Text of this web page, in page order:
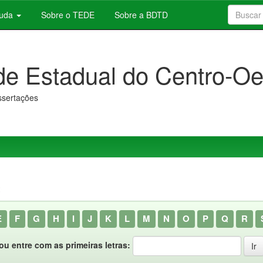
Sobre o TEDE Sobre a BDTD
Estadual do Centro-
F G H I J K L M N O P Q R
entre com as primeiras letras: